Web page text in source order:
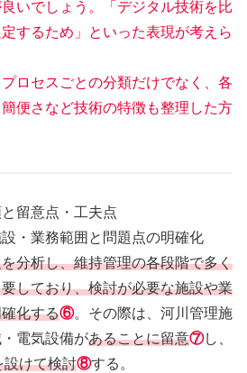
いでしょう。「デジタル技術を比
するため」といった表現が考えら
セスごとの分類だけでなく、各
便さなど技術の特徴も整理した方
留意点・工夫点
・業務範囲と問題点の明確化
分析し、維持管理の各段階で多く
しており、検討が必要な施設や業
化する⑥。その際は、河川管理施
電気設備があることに留意⑦し、
設けて検討⑧する。